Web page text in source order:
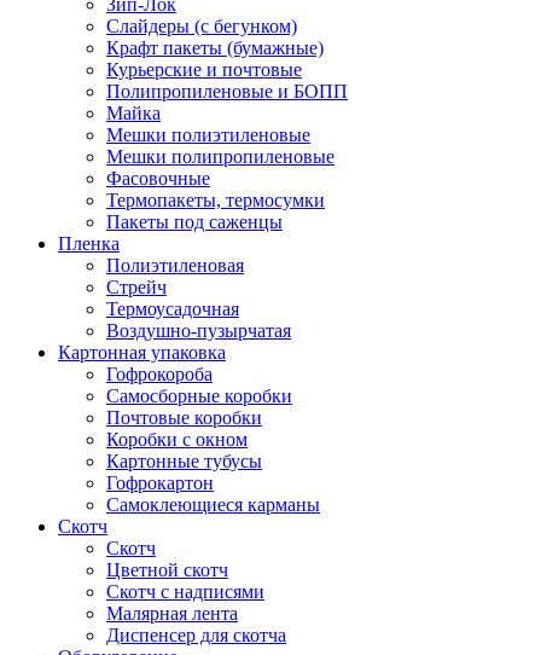
Слайдеры (с бегунком)
Крафт пакеты (бумажные)
Курьерские и почтовые
Полипропиленовые и БОПП
Майка
Мешки полиэтиленовые
Мешки полипропиленовые
Фасовочные
Термопакеты, термосумки
Пакеты под саженцы
Пленка
Полиэтиленовая
Стрейч
Термоусадочная
Воздушно-пузырчатая
Картонная упаковка
Гофрокороба
Самосборные коробки
Почтовые коробки
Коробки с окном
Картонные тубусы
Гофрокартон
Самоклеющиеся карманы
Скотч
Скотч
Цветной скотч
Скотч с надписями
Малярная лента
Диспенсер для скотча